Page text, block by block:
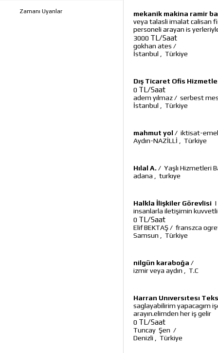
Zamanı Uyanlar
mekanik makina ramir
veya talasli imalat calisan
personeli arayan is
3000 TL/Saat
gokhan ates /
İstanbul
Türkiye
Dış Ticaret Ofis
0 TL/Saat
adem yılmaz/ serbest
İstanbul
Türkiye
mahmut yol / iktisat-
Aydın-NAZİLLİ
Türkiye
Hılal A. / Yaşlı Hizmetleri
adana
turkıye
Halkla İlişkiler Görevlisi
insanlarla iletişimin
0 TL/Saat
Elif BEKTAŞ/ franszca
Samsun
Türkiye
nilgün karaboğa /
izmir veya aydın
T.C
Harran Unıversıtesı
saglayabilirim yapacagım
arayın.elimden her iş gelir
0 TL/Saat
Tuncay Şen /
Denizli
Türkiye